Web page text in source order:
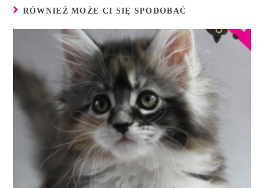
RÓWNIEŻ MOŻE CI SIĘ SPODOBAĆ